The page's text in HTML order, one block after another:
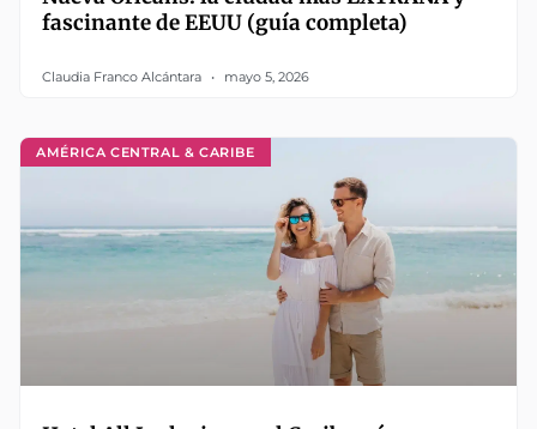
fascinante de EEUU (guía completa)
Claudia Franco Alcántara mayo 5, 2026
AMÉRICA CENTRAL & CARIBE